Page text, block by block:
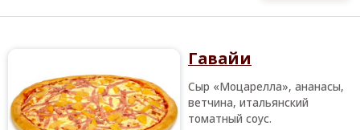
Гавайи
Сыр «Моцарелла», ананасы,
ветчина, итальянский
томатный соус.